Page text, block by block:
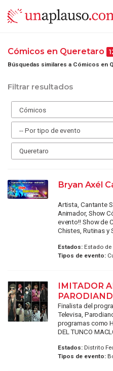
Cómicos en Queretaro
Búsquedas similares a Cómicos en
Filtrar resultados
Bryan Axél
Artista, Cantante
Animador, Show
evento!! Show de
Chistes, Rutinas y
Estados:Estado de
Tipos de evento:
IMITADOR
Finalista del
Televisa,
programas como
DEL TUNCO
Estados:Distrito
Tipos de evento: